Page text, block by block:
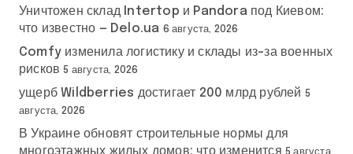
Уничтожен склад Intertop и Pandora под Киевом:
что известно — Delo.ua 6 августа, 2026
Comfy изменила логистику и склады из-за военных
рисков 5 августа, 2026
ущерб Wildberries достигает 200 млрд рублей 5
августа, 2026
В Украине обновят строительные нормы для
многоэтажных жилых домов: что изменится 5 августа,